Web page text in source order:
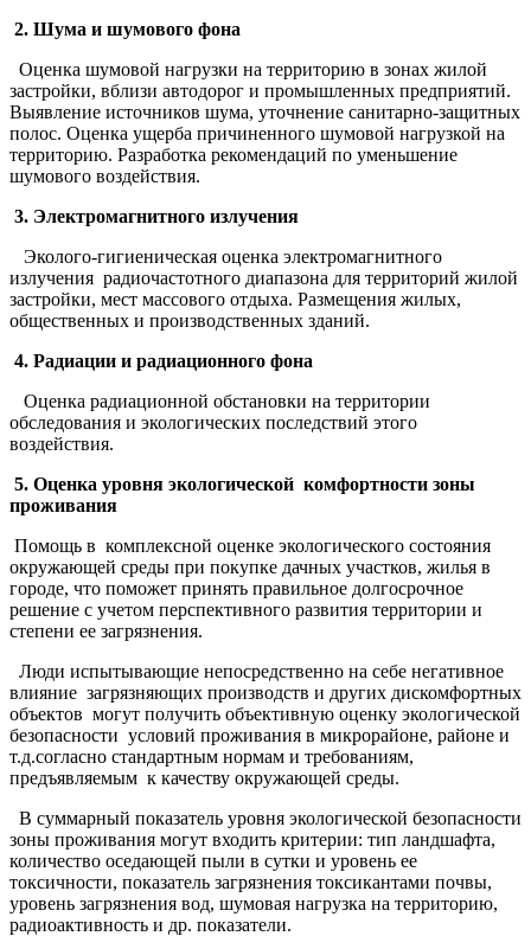
2. Шума и шумового фона
Оценка шумовой нагрузки на территорию в зонах жилой
застройки, вблизи автодорог и промышленных предприятий.
Выявление источников шума, уточнение санитарно-защитных
полос. Оценка ущерба причиненного шумовой нагрузкой на
территорию. Разработка рекомендаций по уменьшение
шумового воздействия.
3. Электромагнитного излучения
Эколого-гигиеническая оценка электромагнитного
излучения радиочастотного диапазона для территорий жилой
застройки, мест массового отдыха. Размещения жилых,
общественных и производственных зданий.
4. Радиации и радиационного фона
Оценка радиационной обстановки на территории
обследования и экологических последствий этого
воздействия.
5. Оценка уровня экологической комфортности зоны
проживания
Помощь в комплексной оценке экологического состояния
окружающей среды при покупке дачных участков, жилья в
городе, что поможет принять правильное долгосрочное
решение с учетом перспективного развития территории и
степени ее загрязнения.
Люди испытывающие непосредственно на себе негативное
влияние загрязняющих производств и других дискомфортных
объектов могут получить объективную оценку экологической
безопасности условий проживания в микрорайоне, районе и
т.д.согласно стандартным нормам и требованиям,
предъявляемым к качеству окружающей среды.
В суммарный показатель уровня экологической безопасности
зоны проживания могут входить критерии: тип ландшафта,
количество оседающей пыли в сутки и уровень ее
токсичности, показатель загрязнения токсикантами почвы,
уровень загрязнения вод, шумовая нагрузка на территорию,
радиоактивность и др. показатели.